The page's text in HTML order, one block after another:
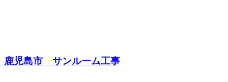
鹿児島市 サンルーム工事